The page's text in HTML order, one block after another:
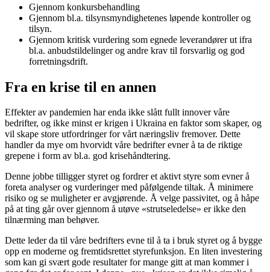
Gjennom konkursbehandling
Gjennom bl.a. tilsynsmyndighetenes løpende kontroller og
tilsyn.
Gjennom kritisk vurdering som egnede leverandører ut ifra
bl.a. anbudstildelinger og andre krav til forsvarlig og god
forretningsdrift.
Fra en krise til en annen
Effekter av pandemien har enda ikke slått fullt innover våre
bedrifter, og ikke minst er krigen i Ukraina en faktor som skaper, og
vil skape store utfordringer for vårt næringsliv fremover. Dette
handler da mye om hvorvidt våre bedrifter evner å ta de riktige
grepene i form av bl.a. god krisehåndtering.
Denne jobbe tilligger styret og fordrer et aktivt styre som evner å
foreta analyser og vurderinger med påfølgende tiltak. Å minimere
risiko og se muligheter er avgjørende. Å velge passivitet, og å håpe
på at ting går over gjennom å utøve «strutseledelse» er ikke den
tilnærming man behøver.
Dette leder da til våre bedrifters evne til å ta i bruk styret og å bygge
opp en moderne og fremtidsrettet styrefunksjon. En liten investering
som kan gi svært gode resultater for mange gitt at man kommer i